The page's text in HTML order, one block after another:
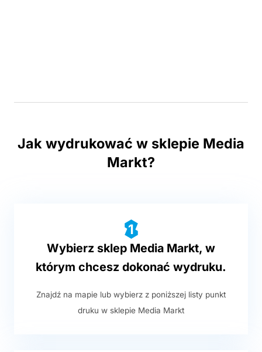
Jak wydrukować w sklepie Media
Markt?
1
Wybierz sklep Media Markt, w
którym chcesz dokonać wydruku.
Znajdź na mapie lub wybierz z poniższej listy punkt
druku w sklepie Media Markt